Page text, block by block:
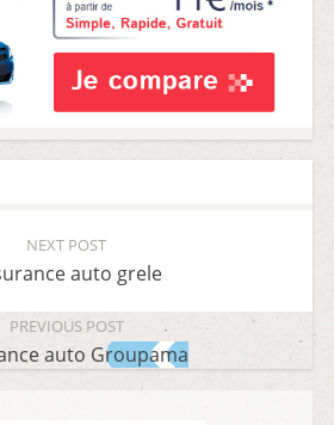
NEXT POST
auto grele
PREVIOUS POST
auto Groupama